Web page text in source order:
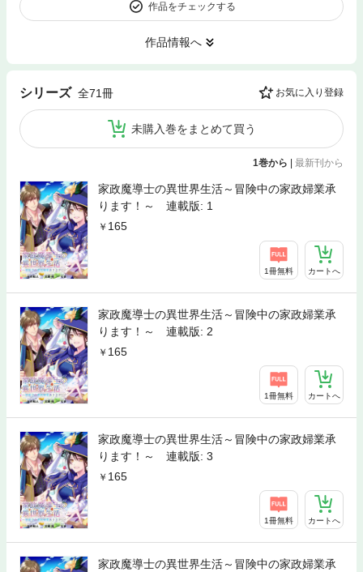
作品をチェックする
作品情報へ
シリーズ 全71冊 お気に入り登録
未購入巻をまとめて買う
1巻から 最新刊から
家政魔導士の異世界生活～冒険中の家政婦業承
ります！～ 連載版: 1
165
1冊無料 カートへ
家政魔導士の異世界生活～冒険中の家政婦業承
ります！～ 連載版: 2
165
1冊無料 カートへ
家政魔導士の異世界生活～冒険中の家政婦業承
ります！～ 連載版: 3
165
1冊無料 カートへ
家政魔導士の異世界生活～冒険中の家政婦業承